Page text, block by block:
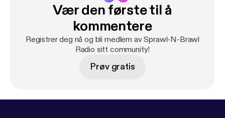
Vær den første til å
kommentere
Registrer deg nå og bli medlem av Sprawl-N-Brawl
Radio sitt community!
Prøv gratis